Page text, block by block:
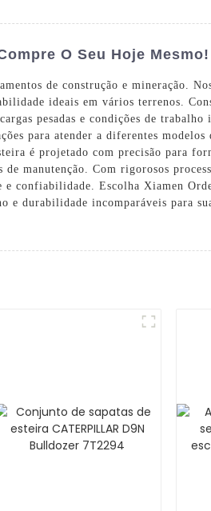
O Seu Hoje Mesmo!
de construção e mineração.
ideais em vários terrenos.
pesadas e condições de trabalho
para atender a diferentes modelos
é projetado com precisão para
manutenção. Com rigorosos
confiabilidade. Escolha Xiamen
durabilidade incomparáveis ​​para